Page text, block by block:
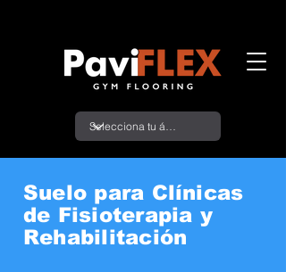
Suelo para Clínicas
de Fisioterapia y
Rehabilitación